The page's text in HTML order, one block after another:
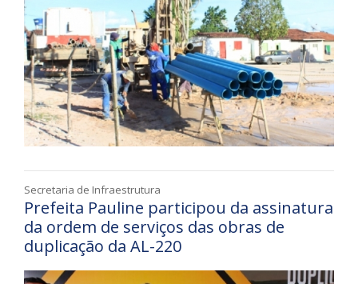
Secretaria de Infraestrutura
Prefeita Pauline participou da assinatura
da ordem de serviços das obras de
duplicação da AL-220